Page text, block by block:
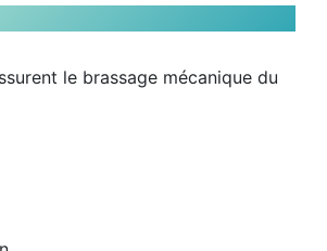
le brassage mécanique du